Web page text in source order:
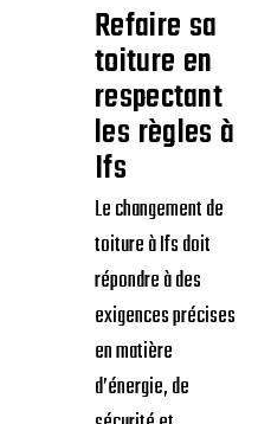
Refaire sa
toiture en
respectant
les règles à
Ifs
Le changement de
toiture à Ifs doit
répondre à des
exigences précises
en matière
d’énergie, de